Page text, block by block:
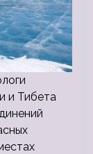
и Тибета